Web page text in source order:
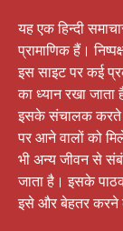
यह एक हिन्दी
प्रामाणिक हैं।
इस साइट पर कई
का ध्यान रखा
इसके संचालक करते
पर आने वालों को
भी अन्य जीवन से
जाता है। इसके
इसे और बेहतर करने